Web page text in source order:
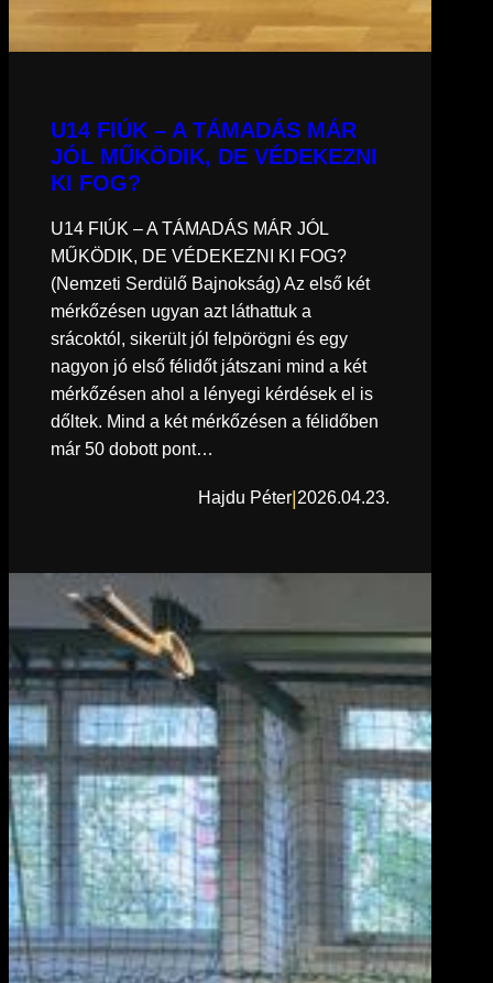
U14 FIÚK – A TÁMADÁS MÁR
JÓL MŰKÖDIK, DE VÉDEKEZNI
KI FOG?
U14 FIÚK – A TÁMADÁS MÁR JÓL
MŰKÖDIK, DE VÉDEKEZNI KI FOG?
(Nemzeti Serdülő Bajnokság) Az első két
mérkőzésen ugyan azt láthattuk a
srácoktól, sikerült jól felpörögni és egy
nagyon jó első félidőt játszani mind a két
mérkőzésen ahol a lényegi kérdések el is
dőltek. Mind a két mérkőzésen a félidőben
már 50 dobott pont…
Hajdu Péter|2026.04.23.